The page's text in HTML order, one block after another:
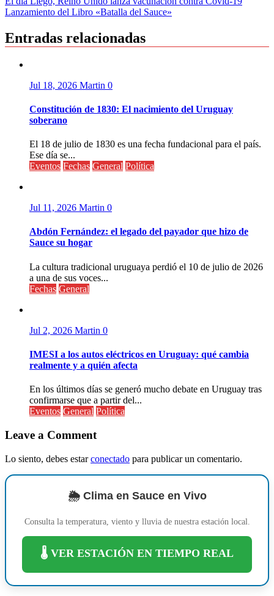
de
entradas
Lanzamiento del Libro «Batalla del Sauce»
Entradas relacionadas
Jul 18, 2026 Martin 0
Constitución de 1830: El nacimiento del Uruguay
soberano
El 18 de julio de 1830 es una fecha fundacional para el país.
Ese día se...
Eventos Fechas General Política
Jul 11, 2026 Martin 0
Abdón Fernández: el legado del payador que hizo de
Sauce su hogar
La cultura tradicional uruguaya perdió el 10 de julio de 2026
a una de sus voces...
Fechas General
Jul 2, 2026 Martin 0
IMESI a los autos eléctricos en Uruguay: qué cambia
realmente y a quién afecta
En los últimos días se generó mucho debate en Uruguay tras
confirmarse que a partir del...
Eventos General Política
Leave a Comment
Lo siento, debes estarconectado para publicar un comentario.
🌦️ Clima en Sauce en Vivo
Consulta la temperatura, viento y lluvia de nuestra estación local.
🌡️ VER ESTACIÓN EN TIEMPO REAL